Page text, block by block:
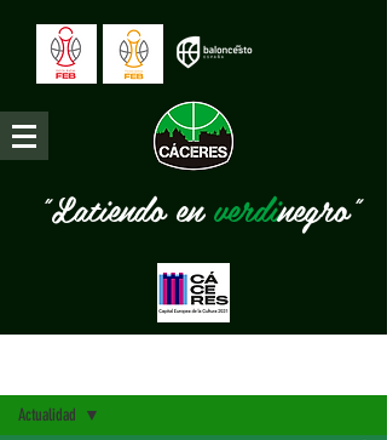
"Latiendo enverdinegro"
Actualidad